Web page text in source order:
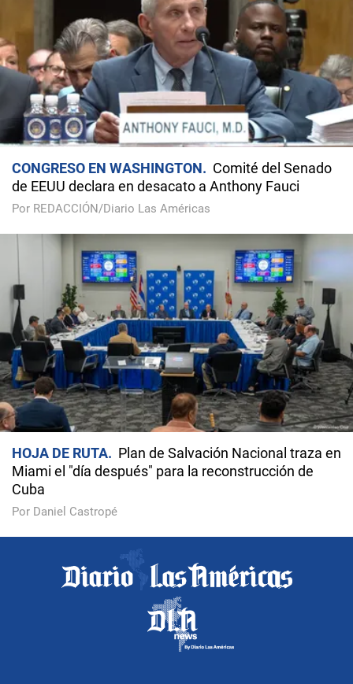
CONGRESO EN WASHINGTON
Comité del Senado
de EEUU declara en desacato a Anthony Fauci
Por REDACCIÓN/Diario Las Américas
HOJA DE RUTA
Plan de Salvación Nacional traza en
Miami el "día después" para la reconstrucción de
Cuba
Por Daniel Castropé